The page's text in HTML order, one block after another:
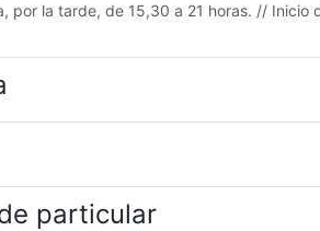
por la tarde, de 15,30 a 21 horas. // Inicio
particular